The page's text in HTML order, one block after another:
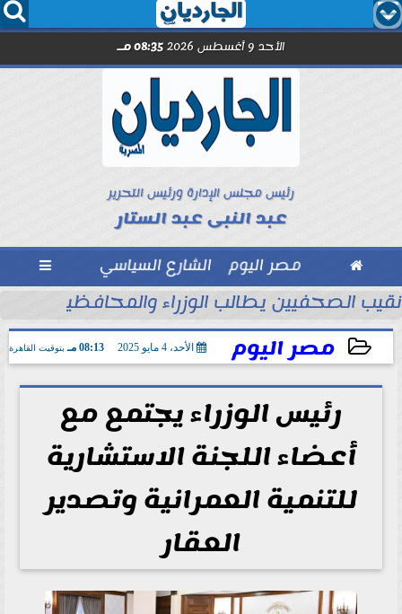
  
الأحد 9 أغسطس 2026 08:35 مـ
رئيس مجلس الإدارة ورئيس التحرير
عبد النبى عبد الستار
 مصر اليوم الشارع السياسي 
والطباعة والإعلام والثقافة والآثار
نقيب الصحفيين يطالب الوزراء والمحافظين
مصر اليوم الأحد، 4 مايو 2025 08:13 مـ بتوقيت القاهرة
2025-05-04 20:13:49
رئيس الوزراء يجتمع مع
أعضاء اللجنة الاستشارية
للتنمية العمرانية وتصدير
العقار